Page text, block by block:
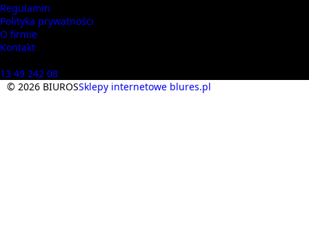
Regulamin
Polityka prywatności
O firmie
Kontakt
13 49 242 08
© 2026 BIUROSSklepy internetowe blures.pl